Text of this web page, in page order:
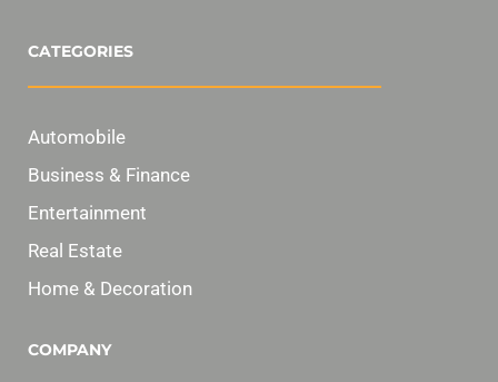
CATEGORIES
Automobile
Business & Finance
Entertainment
Real Estate
Home & Decoration
COMPANY